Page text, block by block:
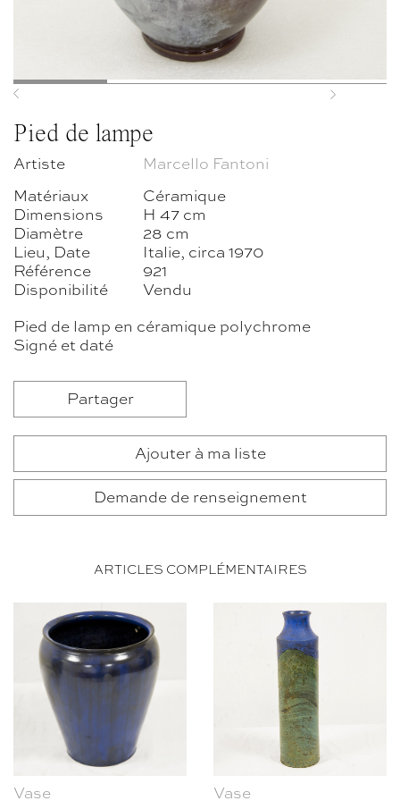
Previous Next
Pied de lampe
Artiste
Marcello Fantoni
Matériaux
Céramique
Dimensions
H 47 cm
Diamètre
28 cm
Lieu, Date
Italie, circa 1970
Référence
921
Disponibilité
Vendu
Pied de lamp en céramique polychrome
Signé et daté
Partager
Ajouter à ma liste
Demande de renseignement
ARTICLES COMPLÉMENTAIRES
Vase Vase